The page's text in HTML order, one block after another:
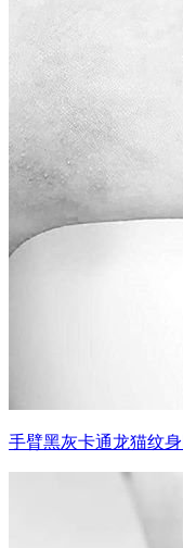
文资讯！精美纹身
问千万素材的微官
手臂黑灰卡通龙猫纹